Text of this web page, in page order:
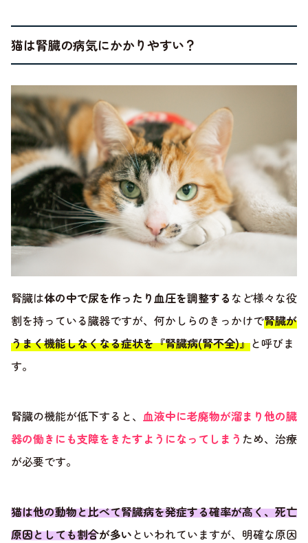
猫は腎臓の病気にかかりやすい？
腎臓は体の中で尿を作ったり血圧を調整する など様々な役
割を持っている臓器ですが、何かしらのきっかけで腎臓が
うまく機能しなくなる症状を『腎臓病(腎不全)』と呼びま
す。
腎臓の機能が低下すると、 血液中に老廃物が溜まり他の臓
器の働きにも支障をきたすようになってしまう ため、治療
が必要です。
猫は他の動物と比べて腎臓病を発症する確率が高く、死亡
原因としても割合が多いといわれていますが、明確な原因